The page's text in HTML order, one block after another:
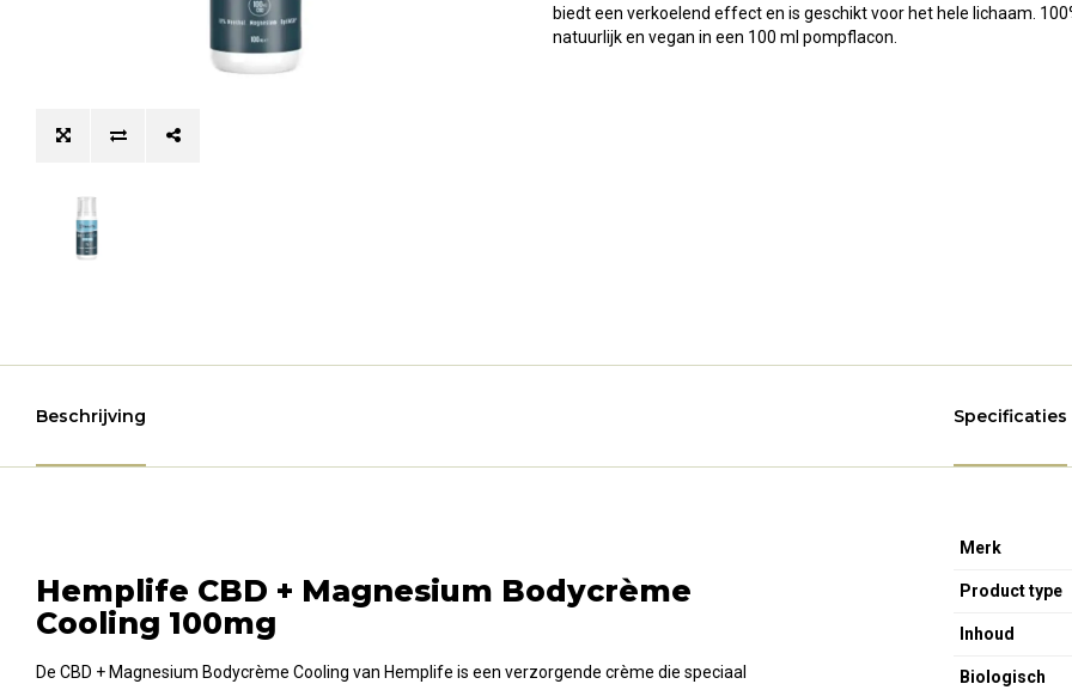
biedt een verkoelend effect en is geschikt voor het hele lichaam.
natuurlijk en vegan in een 100 ml pompflacon.
Beschrijving Specificaties
Hemplife CBD + Magnesium Bodycrème
Cooling 100mg
De CBD + Magnesium Bodycrème Cooling van Hemplife is een verzorgende crème die speciaal
Merk
Product type
Inhoud
Biologisch